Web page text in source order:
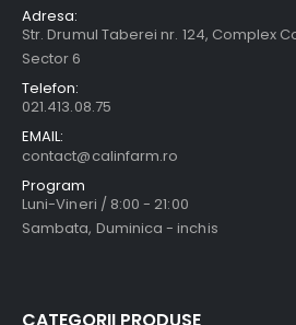
Adresa:
Str. Drumul Taberei nr. 124, Complex
Sector 6
Telefon:
021.413.08.75
EMAIL:
contact@calinfarm.ro
Program
Luni-Vineri / 8:00 - 21:00
Sambata, Duminica - inchis
CATEGORII PRODUSE